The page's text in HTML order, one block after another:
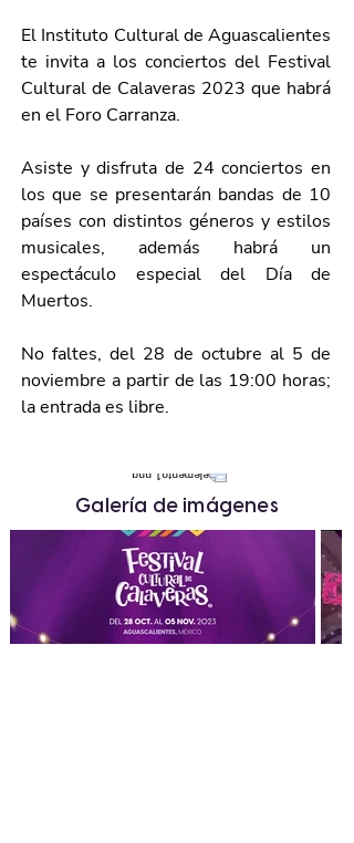
El Instituto Cultural de Aguascalientes
te invita a los conciertos del Festival
Cultural de Calaveras 2023 que habrá
en el Foro Carranza.
Asiste y disfruta de 24 conciertos en
los que se presentarán bandas de 10
países con distintos géneros y estilos
musicales, además habrá un
espectáculo especial del Día de
Muertos.
No faltes, del 28 de octubre al 5 de
noviembre a partir de las 19:00 horas;
la entrada es libre.
Galería de imágenes